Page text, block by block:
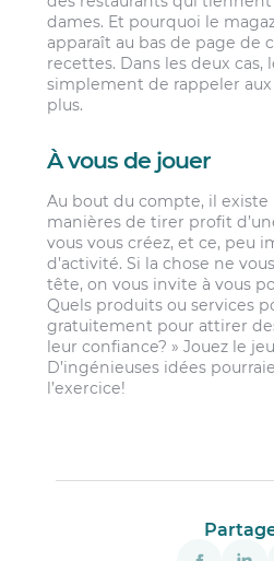
dames. Et pourquoi le
apparaît au bas de page de
recettes. Dans les deux cas,
simplement de rappeler aux
plus.
À vous de jouer
Au bout du compte, il
manières de tirer profit
vous vous créez, et ce, peu
d’activité. Si la chose ne
tête, on vous invite à vous
Quels produits ou services
gratuitement pour attirer
leur confiance? » Jouez le
D’ingénieuses idées
l’exercice!